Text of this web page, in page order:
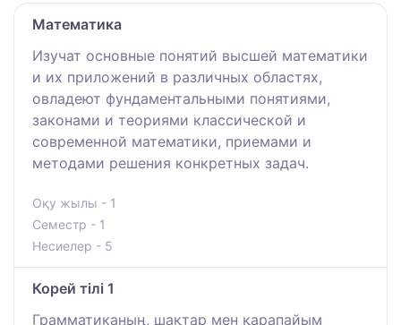
Математика
Изучат основные понятий высшей математики
и их приложений в различных областях,
овладеют фундаментальными понятиями,
законами и теориями классической и
современной математики, приемами и
методами решения конкретных задач.
Оқу жылы - 1
Семестр - 1
Несиелер - 5
Корей тілі 1
Грамматиканың, шақтар мен қарапайым